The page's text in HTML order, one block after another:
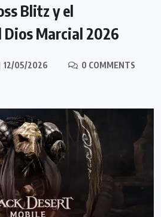
Blitz y el
Dios Marcial 2026
12/05/2026
0 COMMENTS